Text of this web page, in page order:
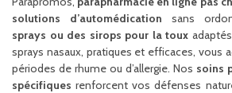
solutions d’automédication sans
sprays ou des sirops pour la toux
sprays nasaux, pratiques et efficaces, vous
périodes de rhume ou d’allergie. Nos soins
spécifiques renforcent vos défenses